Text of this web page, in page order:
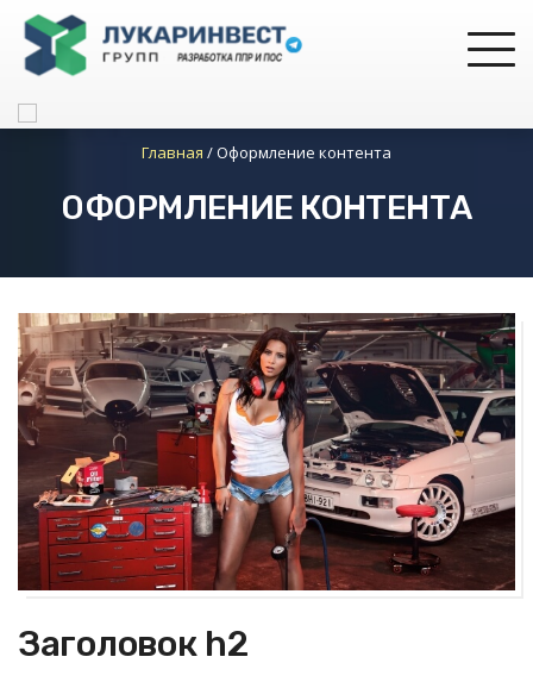
Главная /Оформление контента
ОФОРМЛЕНИЕ КОНТЕНТА
Заголовок h2